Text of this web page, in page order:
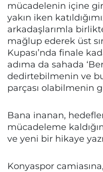
mücadelenin içine
yakın iken
arkadaşlarımla
mağlup ederek üst
Kupası’nda finale
adıma da sahada
dedirtebilmenin ve
parçası olabilmenin
Bana inanan,
mücadeleme
ve yeni bir hikaye
Konyaspor